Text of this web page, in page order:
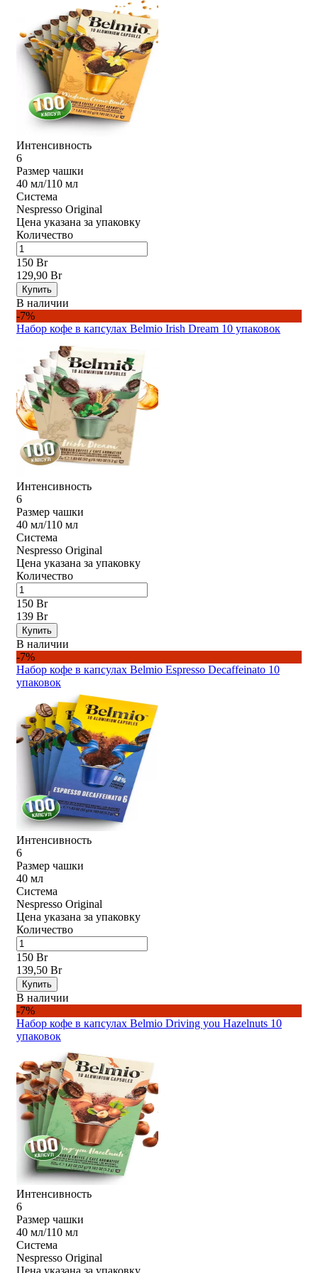
Интенсивность
6
Размер чашки
40 мл/110 мл
Система
Nespresso Original
Цена указана за упаковку
Количество
150 Br
129,90 Br
Купить
В наличии
-7%
Набор кофе в капсулах Belmio Irish Dream 10 упаковок
Интенсивность
6
Размер чашки
40 мл/110 мл
Система
Nespresso Original
Цена указана за упаковку
Количество
150 Br
139 Br
Купить
В наличии
-7%
Набор кофе в капсулах Belmio Espresso Decaffeinato 10
упаковок
Интенсивность
6
Размер чашки
40 мл
Система
Nespresso Original
Цена указана за упаковку
Количество
150 Br
139,50 Br
Купить
В наличии
-7%
Набор кофе в капсулах Belmio Driving you Hazelnuts 10
упаковок
Интенсивность
6
Размер чашки
40 мл/110 мл
Система
Nespresso Original
Цена указана за упаковку